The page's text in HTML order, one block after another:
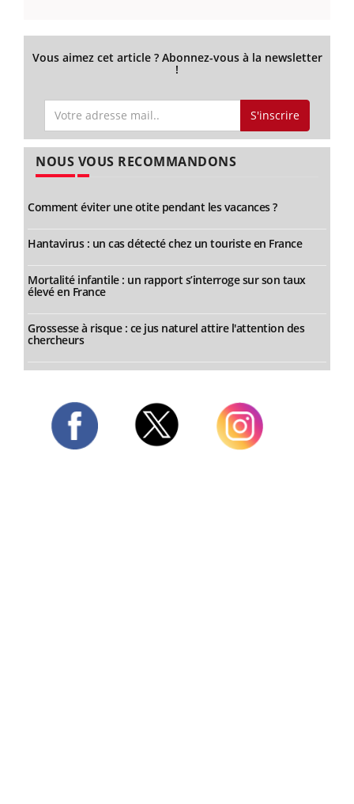
Vous aimez cet article ? Abonnez-vous à la newsletter
!
S'inscrire
NOUS VOUS RECOMMANDONS
Comment éviter une otite pendant les vacances ?
Hantavirus : un cas détecté chez un touriste en France
Mortalité infantile : un rapport s’interroge sur son taux
élevé en France
Grossesse à risque : ce jus naturel attire l'attention des
chercheurs